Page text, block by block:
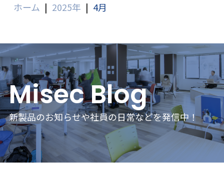
ホーム | 2025年 | 4月
Misec Blog
新製品のお知らせや社員の日常などを発信中！